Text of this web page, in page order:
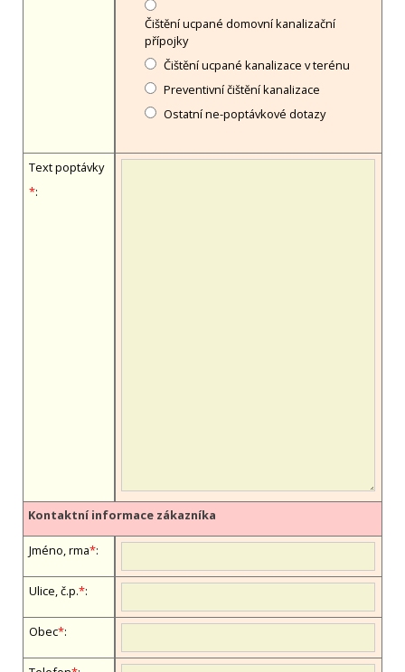
Čištění ucpané domovní kanalizační
přípojky
Čištění ucpané kanalizace v terénu
Preventivní čištění kanalizace
Ostatní ne-poptávkové dotazy
Text poptávky
*:
Kontaktní informace zákazníka
Jméno, firma*:
Ulice, č.p.*:
Obec*: